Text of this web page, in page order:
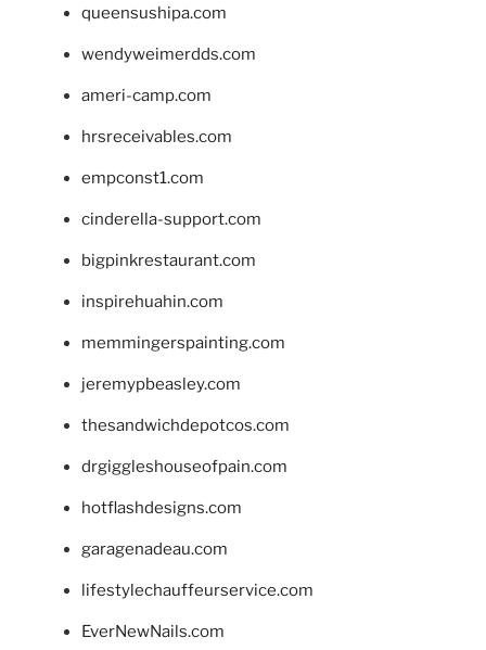
queensushipa.com
wendyweimerdds.com
ameri-camp.com
hrsreceivables.com
empconst1.com
cinderella-support.com
bigpinkrestaurant.com
inspirehuahin.com
memmingerspainting.com
jeremypbeasley.com
thesandwichdepotcos.com
drgiggleshouseofpain.com
hotflashdesigns.com
garagenadeau.com
lifestylechauffeurservice.com
EverNewNails.com